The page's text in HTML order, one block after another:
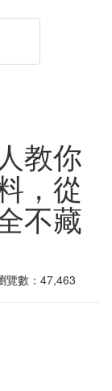
教你
，從
不藏
覽數：47,463